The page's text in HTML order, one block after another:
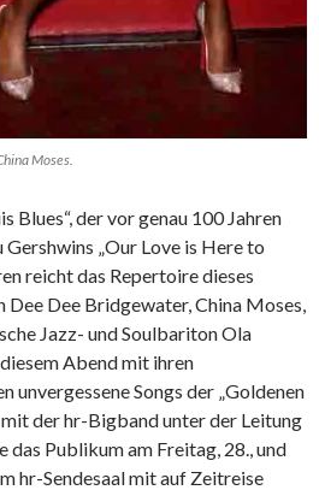
Moses.
Blues“, der vor genau 100 Jahren
„Our Love is Here to
reicht das Repertoire dieses
Dee Dee Bridgewater, China Moses,
Jazz- und Soulbariton Ola
Abend mit ihren
unvergessene Songs der „Goldenen
mit der hr-Bigband unter der Leitung
das Publikum am Freitag, 28., und
hr-Sendesaal mit auf Zeitreise